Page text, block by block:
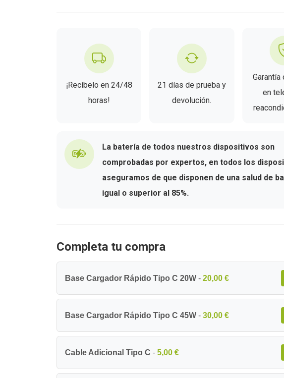
¡Recíbelo en 24/48
horas!
21 días de prueba y
devolución.
Garantía
en
La batería de todos nuestros dispositivos son
comprobadas por expertos, en todos los
aseguramos de que disponen de una salud de
igual o superior al 85%.
Completa tu compra
Base Cargador Rápido Tipo C 20W - 20,00 €
Base Cargador Rápido Tipo C 45W - 30,00 €
Cable Adicional Tipo C - 5,00 €